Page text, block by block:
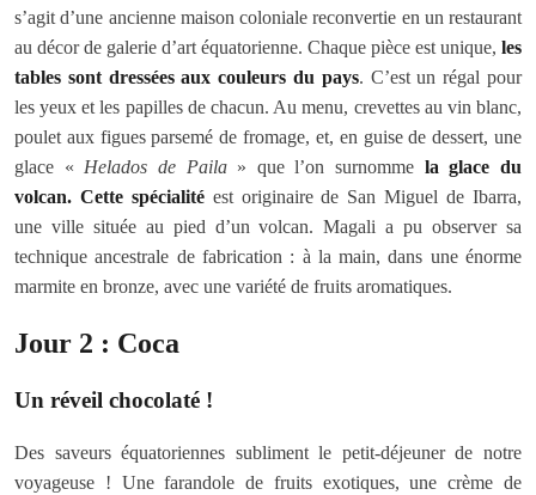
s’agit d’une ancienne maison coloniale reconvertie en un restaurant
au décor de galerie d’art équatorienne. Chaque pièce est unique, les
tables sont dressées aux couleurs du pays. C’est un régal pour
les yeux et les papilles de chacun. Au menu, crevettes au vin blanc,
poulet aux figues parsemé de fromage, et, en guise de dessert, une
glace « Helados de Paila » que l’on surnomme la glace du
volcan. Cette spécialité est originaire de San Miguel de Ibarra,
une ville située au pied d’un volcan. Magali a pu observer sa
technique ancestrale de fabrication : à la main, dans une énorme
marmite en bronze, avec une variété de fruits aromatiques.
Jour 2 : Coca
Un réveil chocolaté !
Des saveurs équatoriennes subliment le petit-déjeuner de notre
voyageuse ! Une farandole de fruits exotiques, une crème de